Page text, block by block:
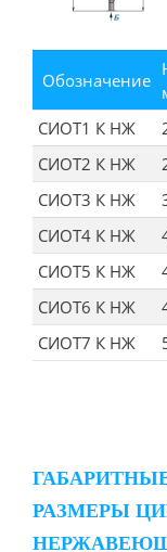
Обозначение
СИОТ1 К НЖ
СИОТ2 К НЖ
СИОТ3 К НЖ
СИОТ4 К НЖ
СИОТ5 К НЖ
СИОТ6 К НЖ
СИОТ7 К НЖ
РАЗМЕРЫ